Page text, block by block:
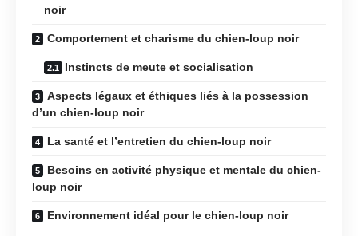
noir
Comportement et charisme du chien-loup noir
Instincts de meute et socialisation
Aspects légaux et éthiques liés à la possession
d’un chien-loup noir
La santé et l’entretien du chien-loup noir
Besoins en activité physique et mentale du chien-
loup noir
Environnement idéal pour le chien-loup noir